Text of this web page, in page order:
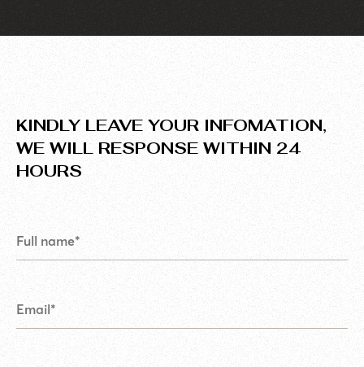
KINDLY LEAVE YOUR INFOMATION,
WE WILL RESPONSE WITHIN 24
HOURS